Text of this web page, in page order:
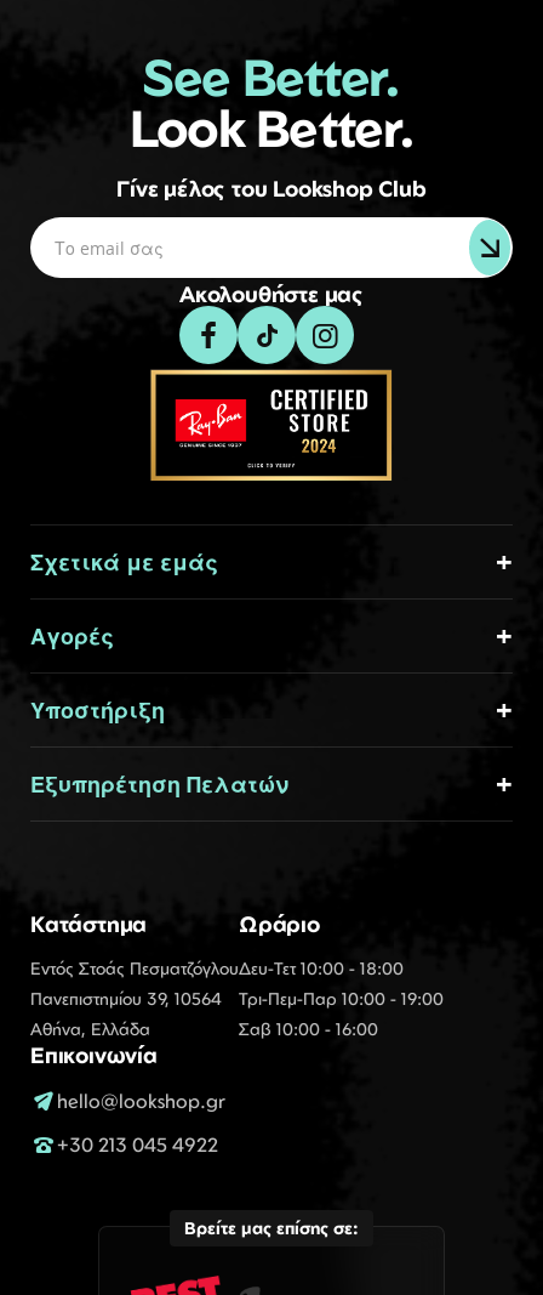
See Better.
Look Better.
Γίνε μέλος του Lookshop Club
Ακολουθήστε μας
Σχετικά με εμάς
Αγορές
Υποστήριξη
Εξυπηρέτηση Πελατών
Κατάστημα
Εντός Στοάς Πεσματζόγλου
Πανεπιστημίου 39, 10564
Αθήνα, Ελλάδα
Ωράριο
Δευ-Τετ 10:00 - 18:00
Τρι-Πεμ-Παρ 10:00 - 19:00
Σαβ 10:00 - 16:00
Επικοινωνία
hello@lookshop.gr
+30 213 045 4922
Βρείτε μας επίσης σε: